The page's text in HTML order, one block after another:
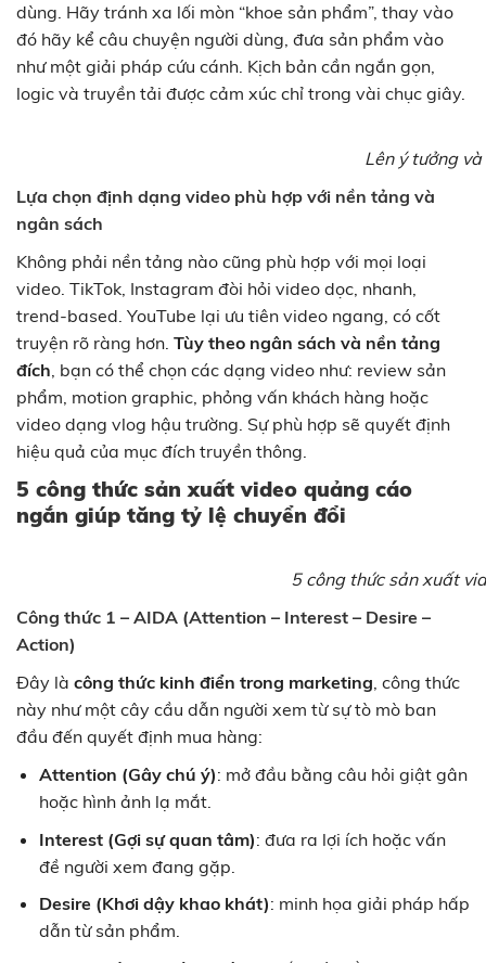
dùng. Hãy tránh xa lối mòn “khoe sản phẩm”, thay vào
đó hãy kể câu chuyện người dùng, đưa sản phẩm vào
như một giải pháp cứu cánh. Kịch bản cần ngắn gọn,
logic và truyền tải được cảm xúc chỉ trong vài chục giây.
Lên ý tưởng
Lựa chọn định dạng video phù hợp với nền tảng và
ngân sách
Không phải nền tảng nào cũng phù hợp với mọi loại
video. TikTok, Instagram đòi hỏi video dọc, nhanh,
trend-based. YouTube lại ưu tiên video ngang, có cốt
truyện rõ ràng hơn. Tùy theo ngân sách và nền tảng
đích, bạn có thể chọn các dạng video như: review sản
phẩm, motion graphic, phỏng vấn khách hàng hoặc
video dạng vlog hậu trường. Sự phù hợp sẽ quyết định
hiệu quả của mục đích truyền thông.
5 công thức sản xuất video quảng cáo
ngắn giúp tăng tỷ lệ chuyển đổi
5 công thức sản xuất
Công thức 1 – AIDA (Attention – Interest – Desire –
Action)
Đây là công thức kinh điển trong marketing, công thức
này như một cây cầu dẫn người xem từ sự tò mò ban
đầu đến quyết định mua hàng:
Attention (Gây chú ý): mở đầu bằng câu hỏi giật gân
hoặc hình ảnh lạ mắt.
Interest (Gợi sự quan tâm): đưa ra lợi ích hoặc vấn
đề người xem đang gặp.
Desire (Khơi dậy khao khát): minh họa giải pháp hấp
dẫn từ sản phẩm.